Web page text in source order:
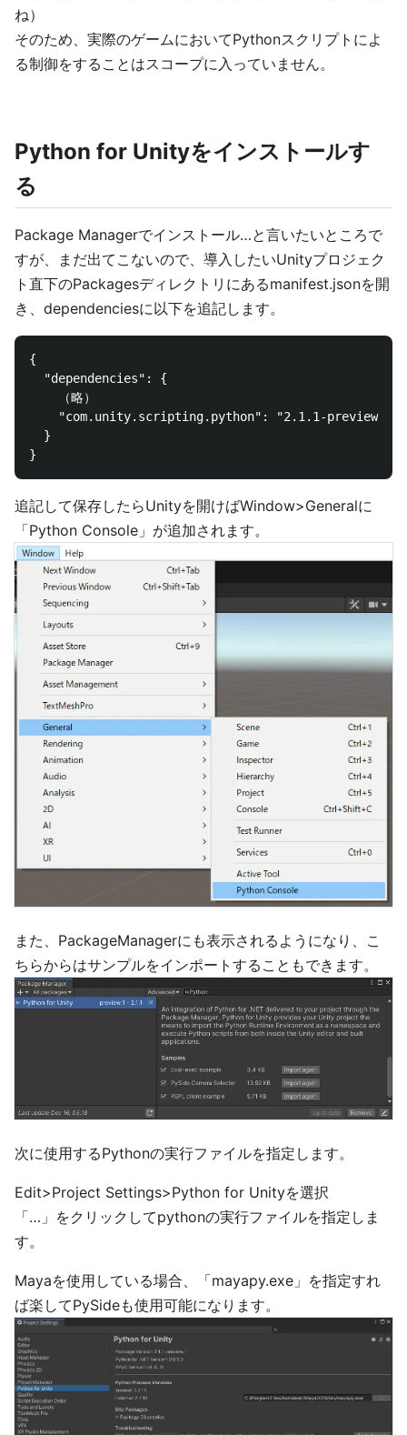
ね）
そのため、実際のゲームにおいてPythonスクリプトによ
る制御をすることはスコープに入っていません。
Python for Unityをインストールす
る
Package Managerでインストール…と言いたいところで
すが、まだ出てこないので、導入したいUnityプロジェク
ト直下のPackagesディレクトリにあるmanifest.jsonを開
き、dependenciesに以下を追記します。
{
  "dependencies": {
    （略）
    "com.unity.scripting.python": "2.1.1-preview.1"
  }
追記して保存したらUnityを開けばWindow>Generalに
「Python Console」が追加されます。
また、PackageManagerにも表示されるようになり、こ
ちらからはサンプルをインポートすることもできます。
次に使用するPythonの実行ファイルを指定します。
Edit>Project Settings>Python for Unityを選択
「…」をクリックしてpythonの実行ファイルを指定しま
す。
Mayaを使用している場合、「mayapy.exe」を指定すれ
ば楽してPySideも使用可能になります。